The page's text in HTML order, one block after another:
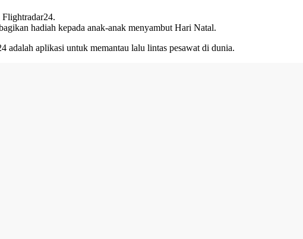
Flightradar24.
hadiah kepada anak-anak menyambut Hari Natal.
adalah aplikasi untuk memantau lalu lintas pesawat di dunia.